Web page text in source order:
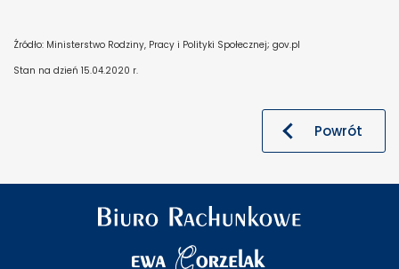
Źródło: Ministerstwo Rodziny, Pracy i Polityki Społecznej; gov.pl
Stan na dzień 15.04.2020 r.
Powrót